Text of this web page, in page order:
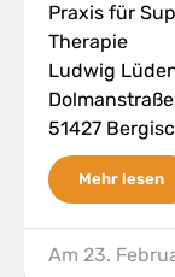
Praxis für
Therapie
Ludwig
51427
Mehr lesen
Am 23.